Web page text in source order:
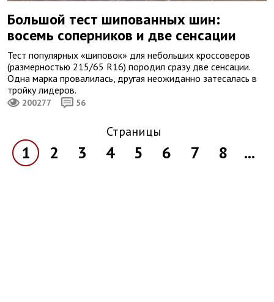
Большой тест шипованных шин:
восемь соперников и две сенсации
Тест популярных «шиповок» для небольших кроссоверов
(размерностью 215/65 R16) породил сразу две сенсации.
Одна марка провалилась, другая неожиданно затесалась в
тройку лидеров.
200277 56
Страницы
1 2 3 4 5 6 7 8 ...